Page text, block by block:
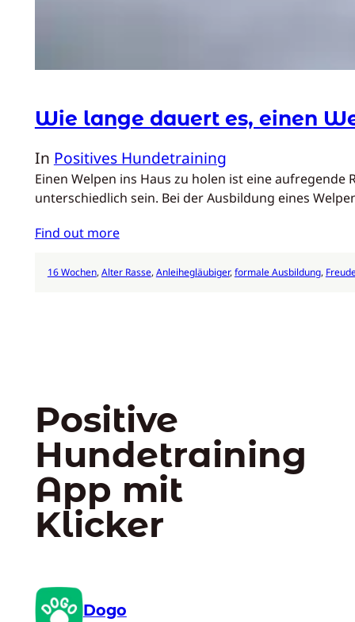
Wie lange dauert es, einen
In Positives Hundetraining
Einen Welpen ins Haus zu holen ist eine
unterschiedlich sein. Bei der Ausbildung eines
Find out more
16 Wochen, Alter Rasse, Anleihegläubiger, formale Ausbildung,
Positive
Hundetraining
App mit
Klicker
Dogo